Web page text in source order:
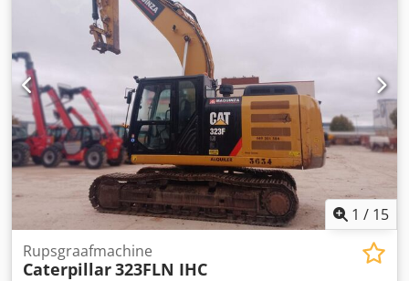
1 / 15
Rupsgraafmachine
Caterpillar323FLN IHC